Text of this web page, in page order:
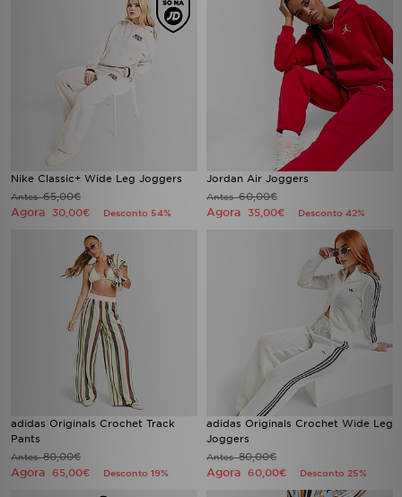
Nike Classic+ Wide Leg Joggers
Antes65,00€
Agora 30,00€ Desconto 54%
Jordan Air Joggers
Antes60,00€
Agora 35,00€ Desconto 42%
adidas Originals Crochet Track
Pants
Antes80,00€
Agora 65,00€ Desconto 19%
adidas Originals Crochet Wide Leg
Joggers
Antes80,00€
Agora 60,00€ Desconto 25%